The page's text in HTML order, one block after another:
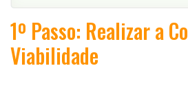
1º Passo: Realizar a
Viabilidade